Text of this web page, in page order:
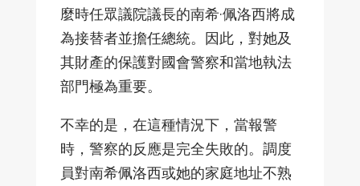
麼時任眾議院議長的南希·佩洛西將成
為接替者並擔任總統。因此，對她及
其財產的保護對國會警察和當地執法
部門極為重要。
不幸的是，在這種情況下，當報警
時，警察的反應是完全失敗的。調度
員對南希佩洛西或她的家庭地址不熟